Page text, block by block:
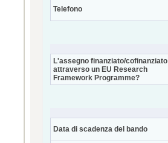
Telefono
L'assegno finanziato/cofinanziato
attraverso un EU Research
Framework Programme?
Data di scadenza del bando